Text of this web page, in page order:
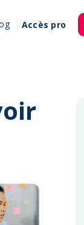
Accès pro